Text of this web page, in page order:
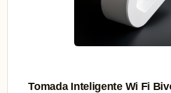
Tomada Inteligente Wi Fi